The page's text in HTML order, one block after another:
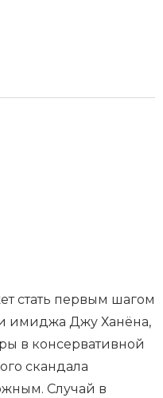
стать первым шагом
имиджа Джу Ханёна,
в консервативной
скандала
Случай в